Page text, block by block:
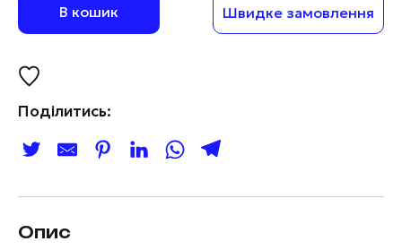
В кошик Швидке замовлення
Поділитись:
Опис